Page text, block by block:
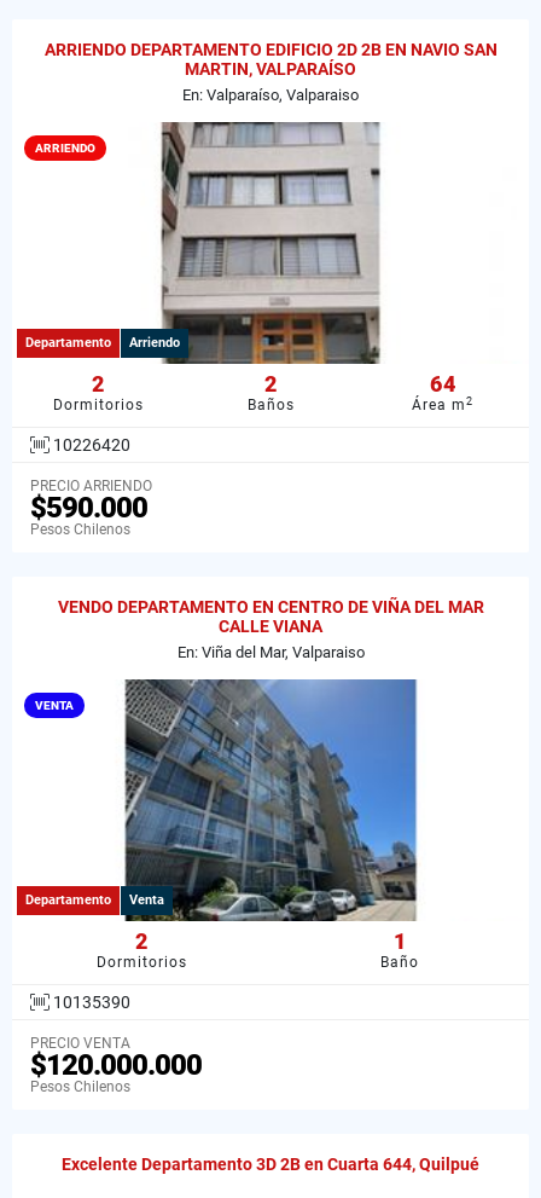
ARRIENDO DEPARTAMENTO EDIFICIO 2D 2B EN NAVIO SAN
MARTIN, VALPARAÍSO
En: Valparaíso, Valparaiso
ARRIENDO
Departamento Arriendo
2
Dormitorios
2
Baños
64
Área m2
10226420
PRECIO ARRIENDO
$590.000
Pesos Chilenos
VENDO DEPARTAMENTO EN CENTRO DE VIÑA DEL MAR
CALLE VIANA
En: Viña del Mar, Valparaiso
VENTA
Departamento Venta
2
Dormitorios
1
Baño
10135390
PRECIO VENTA
$120.000.000
Pesos Chilenos
Excelente Departamento 3D 2B en Cuarta 644, Quilpué